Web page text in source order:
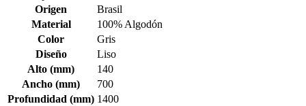
Origen
Brasil
Material
100% Algodón
Color
Gris
Diseño
Liso
Alto (mm)
140
Ancho (mm)
700
Profundidad (mm) 1400